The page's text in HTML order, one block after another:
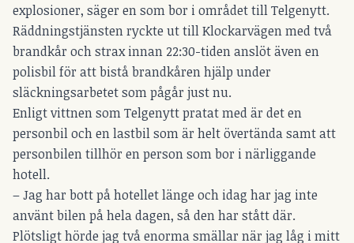
explosioner, säger en som bor i området till Telgenytt.
Räddningstjänsten ryckte ut till Klockarvägen med två
brandkår och strax innan 22:30-tiden anslöt även en
polisbil för att bistå brandkåren hjälp under
släckningsarbetet som pågår just nu.
Enligt vittnen som Telgenytt pratat med är det en
personbil och en lastbil som är helt övertända samt att
personbilen tillhör en person som bor i närliggande
hotell.
– Jag har bott på hotellet länge och idag har jag inte
använt bilen på hela dagen, så den har stått där.
Plötsligt hörde jag två enorma smällar när jag låg i mitt